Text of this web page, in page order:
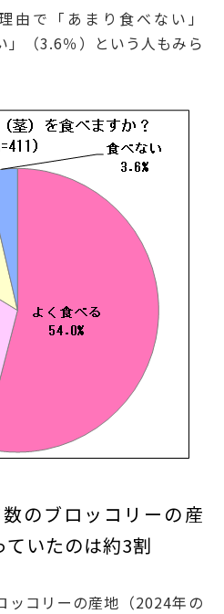
由で「あまり食べない」
」（3.6％）という人もみら
のブロッコリーの産
いたのは約3割
ッコリーの産地（2024年の